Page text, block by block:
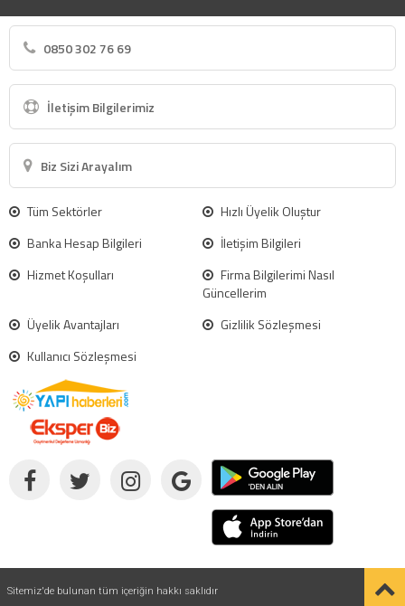
0850 302 76 69
İletişim Bilgilerimiz
Biz Sizi Arayalım
Tüm Sektörler
Hızlı Üyelik Oluştur
Banka Hesap Bilgileri
İletişim Bilgileri
Hizmet Koşulları
Firma Bilgilerimi Nasıl
Güncellerim
Üyelik Avantajları
Gizlilik Sözleşmesi
Kullanıcı Sözleşmesi
Sitemiz'de bulunan tüm içeriğin hakkı saklıdır